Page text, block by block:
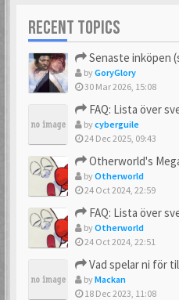
RECENT TOPICS
Senaste inköpen
byGoryGlory
30 Mar 2026, 15:08
FAQ: Lista över
bycyberguile
24 Dec 2025, 09:43
Otherworld's Mega
byOtherworld
24 Oct 2024, 22:59
FAQ: Lista över
byOtherworld
24 Oct 2024, 22:51
Vad spelar ni för
byMackan
18 Dec 2023, 11:08